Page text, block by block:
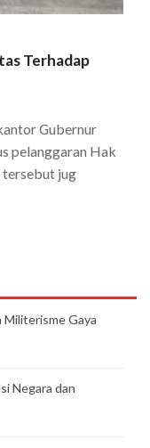
Terhadap
Gubernur
pelanggaran Hak
tersebut jug
Militerisme Gaya
Negara dan